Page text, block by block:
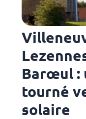
Barœul :
tourné
solaire